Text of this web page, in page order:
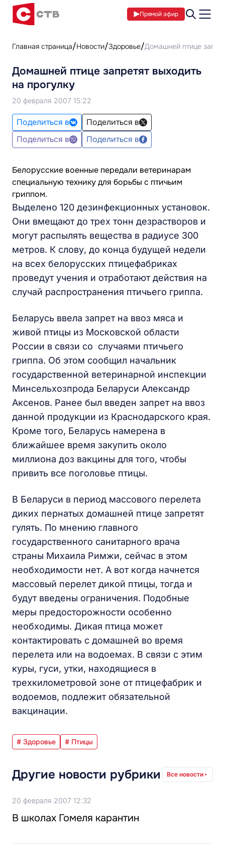
Прямой эфир
Главная страница Новости Здоровье Домашней птице
Домашней птице запретят выходить
на прогулку
20 февраля 2007 15:22
Поделиться в
Поделиться в
Поделиться в
Поделиться в
Белорусские военные передали ветеринарам
специальную технику для борьбы с птичьим
гриппом.
Выделено 120 дезинфекционных установок.
Они вмещают до трех тонн дезрастворов и
могут распылять вещества в радиусе 300
метров. К слову, до конца будущей недели
на всех белорусских птицефабриках
проведут учения и отработают действия на
случай распространения птичьего гриппа.
Беларусь ввела запрет на ввоз мяса и
живой птицы из Московской области
России в связи со случаями птичьего
гриппа. Об этом сообщил начальник
государственной ветеринарной инспекции
Минсельхозпрода Беларуси Александр
Аксенов. Ранее был введен запрет на ввоз
данной продукции из Краснодарского края.
Кроме того, Беларусь намерена в
ближайшее время закупить около
миллиона доз вакцины для того, чтобы
привить все поголовье птицы.
В Беларуси в период массового перелета
диких пернатых домашней птице запретят
гулять. По мнению главного
государственного санитарного врача
страны Михаила Римжи, сейчас в этом
необходимости нет. А вот когда начнется
массовый перелет дикой птицы, тогда и
будут введены ограничения. Подобные
меры предосторожности особенно
необходимы. Дикая птица может
контактировать с домашней во время
перелета или на водоемах. В связи с этим
куры, гуси, утки, находящиеся в
трехкилометровой зоне от птицефабрик и
водоемов, подлежит обязательной
вакцинации.
# Здоровье # Птицы
Другие новости рубрики Все новости
20 февраля 2007 12:32
В школах Гомеля карантин